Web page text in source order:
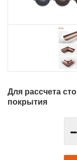
Для рассчета
покрытия